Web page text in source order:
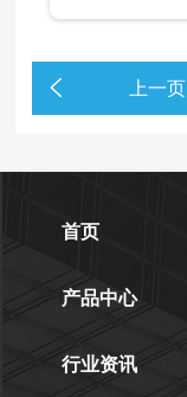
上一页
首页
产品中心
行业资讯